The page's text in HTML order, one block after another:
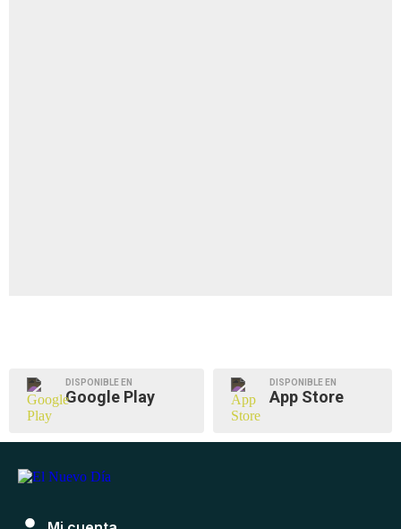
DISPONIBLE EN
Google Play
DISPONIBLE EN
App Store